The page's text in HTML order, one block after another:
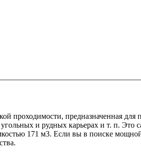
проходимости, предназначенная
и рудных карьерах и т. п. Это
171 м3. Если вы в поиске